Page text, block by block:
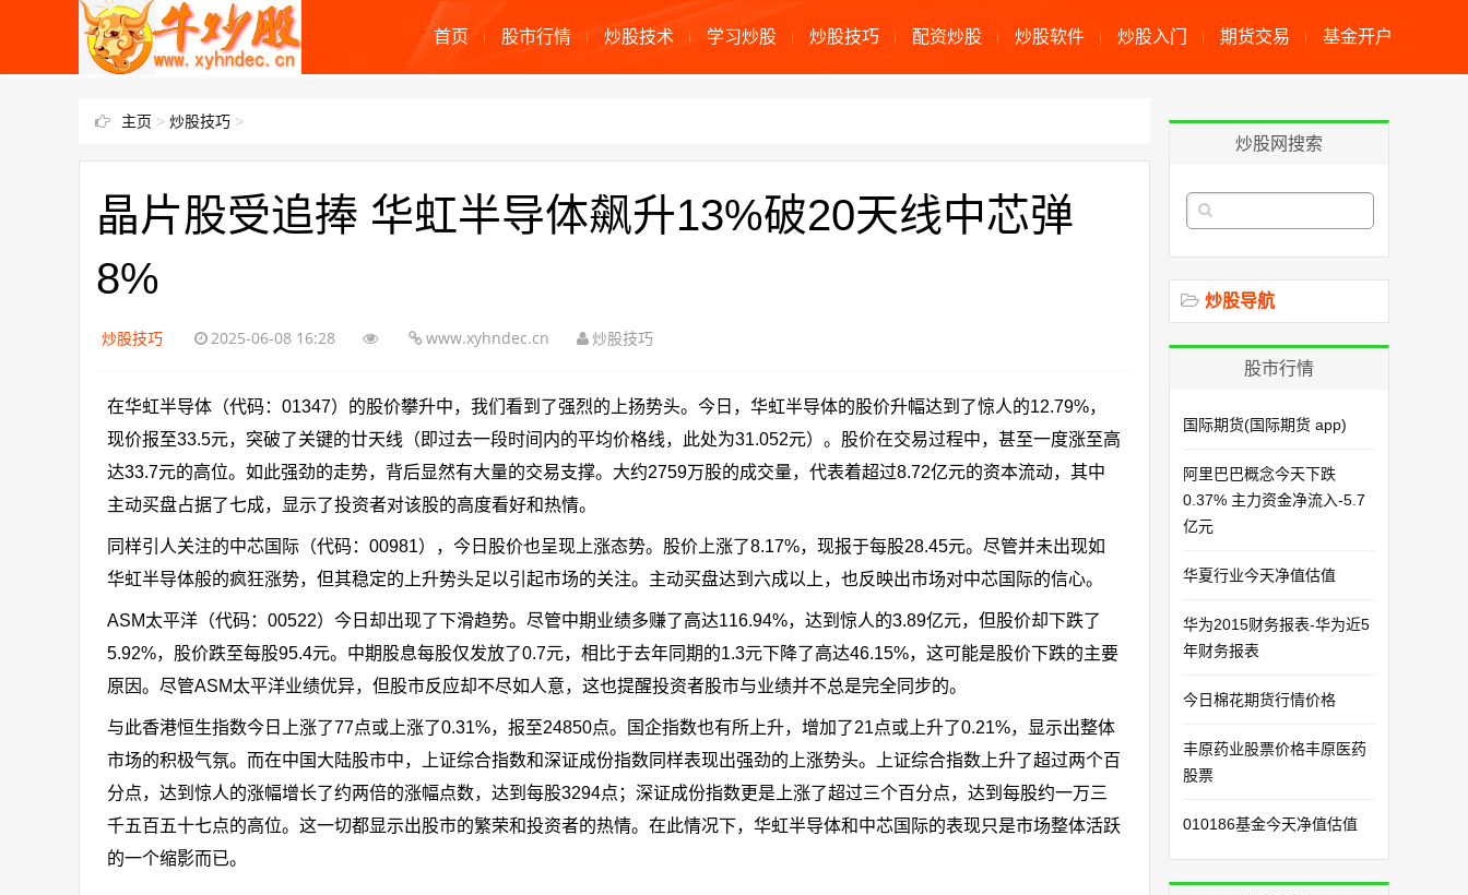
首页 股市行情 炒股技术 学习炒股 炒股技巧 配资炒股 炒股软件 炒股入门 期货交易 基金开户
主页 > 炒股技巧 >
晶片股受追捧 华虹半导体飙升13%破20天线中芯弹
8%
炒股技巧 2025-06-08 16:28 www.xyhndec.cn 炒股技巧
在华虹半导体（代码：01347）的股价攀升中，我们看到了强烈的上扬势头。今日，华虹半导体的股价升幅达到了惊人的12.79%，
现价报至33.5元，突破了关键的廿天线（即过去一段时间内的平均价格线，此处为31.052元）。股价在交易过程中，甚至一度涨至高
达33.7元的高位。如此强劲的走势，背后显然有大量的交易支撑。大约2759万股的成交量，代表着超过8.72亿元的资本流动，其中
主动买盘占据了七成，显示了投资者对该股的高度看好和热情。
同样引人关注的中芯国际（代码：00981），今日股价也呈现上涨态势。股价上涨了8.17%，现报于每股28.45元。尽管并未出现如
华虹半导体般的疯狂涨势，但其稳定的上升势头足以引起市场的关注。主动买盘达到六成以上，也反映出市场对中芯国际的信心。
ASM太平洋（代码：00522）今日却出现了下滑趋势。尽管中期业绩多赚了高达116.94%，达到惊人的3.89亿元，但股价却下跌了
5.92%，股价跌至每股95.4元。中期股息每股仅发放了0.7元，相比于去年同期的1.3元下降了高达46.15%，这可能是股价下跌的主要
原因。尽管ASM太平洋业绩优异，但股市反应却不尽如人意，这也提醒投资者股市与业绩并不总是完全同步的。
与此香港恒生指数今日上涨了77点或上涨了0.31%，报至24850点。国企指数也有所上升，增加了21点或上升了0.21%，显示出整体
市场的积极气氛。而在中国大陆股市中，上证综合指数和深证成份指数同样表现出强劲的上涨势头。上证综合指数上升了超过两个百
分点，达到惊人的涨幅增长了约两倍的涨幅点数，达到每股3294点；深证成份指数更是上涨了超过三个百分点，达到每股约一万三
千五百五十七点的高位。这一切都显示出股市的繁荣和投资者的热情。在此情况下，华虹半导体和中芯国际的表现只是市场整体活跃
的一个缩影而已。
炒股网搜索
炒股导航
股市行情
国际期货(国际期货 app)
阿里巴巴概念今天下跌
0.37% 主力资金净流入-5.7
亿元
华夏行业今天净值估值
华为2015财务报表-华为近5
年财务报表
今日棉花期货行情价格
丰原药业股票价格丰原医药
股票
010186基金今天净值估值